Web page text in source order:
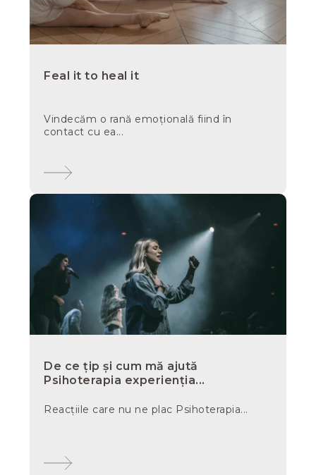
Feal it to heal it
Vindecăm o rană emoțională fiind în
contact cu ea...
De ce țip și cum mă ajută
Psihoterapia experienția...
Reacțiile care nu ne plac Psihoterapia...